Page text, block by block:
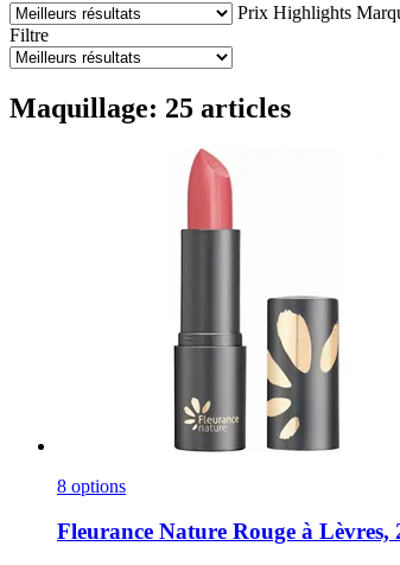
Prix Highlights
Filtre
Maquillage: 25 articles
8 options
Fleurance Nature Rouge à Lèvres,